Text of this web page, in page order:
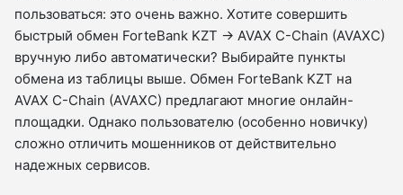
пользоваться: это очень важно. Хотите совершить
быстрый обмен ForteBank KZT → AVAX C-Chain (AVAXC)
вручную либо автоматически? Выбирайте пункты
обмена из таблицы выше. Обмен ForteBank KZT на
AVAX C-Chain (AVAXC) предлагают многие онлайн-
площадки. Однако пользователю (особенно новичку)
сложно отличить мошенников от действительно
надежных сервисов.